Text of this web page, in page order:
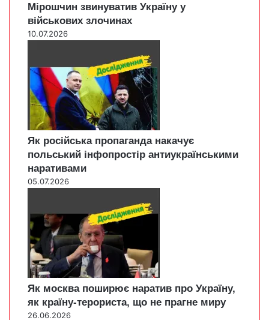
Мірошчин звинуватив Україну у
військових злочинах
10.07.2026
Як російська пропаганда накачує
польський інфопростір антиукраїнськими
наративами
05.07.2026
Як москва поширює наратив про Україну,
як країну-терориста, що не прагне миру
26.06.2026